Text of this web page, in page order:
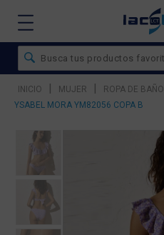
INICIO | MUJER | ROPA DE BAÑO
YSABEL MORA YM82056 COPA B